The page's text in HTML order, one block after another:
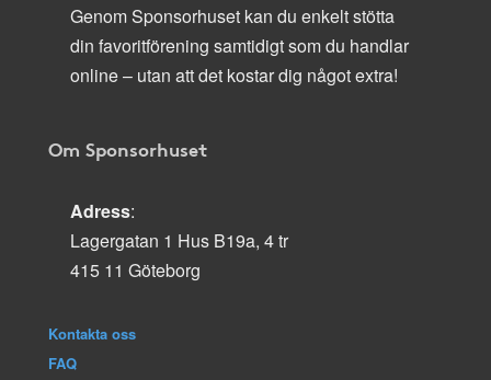
Genom Sponsorhuset kan du enkelt stötta
din favoritförening samtidigt som du handlar
online – utan att det kostar dig något extra!
Om Sponsorhuset
Adress:
Lagergatan 1 Hus B19a, 4 tr
415 11 Göteborg
Kontakta oss
FAQ